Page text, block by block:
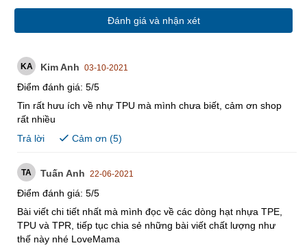
Đánh giá và nhận xét
KA Kim Anh 03-10-2021
Điểm đánh giá: 5/5
Tin rất hưu ích về nhự TPU mà mình chưa biết, cảm ơn shop
rất nhiều
Trả lời
Cảm ơn (5)
TA Tuấn Anh 22-06-2021
Điểm đánh giá: 5/5
Bài viết chi tiết nhất mà mình đọc về các dòng hạt nhựa TPE,
TPU và TPR, tiếp tục chia sẻ những bài viết chất lượng như
thế này nhé LoveMama